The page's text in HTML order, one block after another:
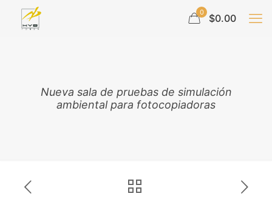
0 $0.00
Nueva sala de pruebas de simulación
ambiental para fotocopiadoras